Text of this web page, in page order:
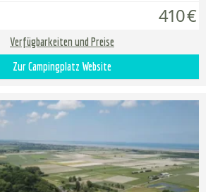
410 €
Verfügbarkeiten und Preise
Zur Campingplatz Website